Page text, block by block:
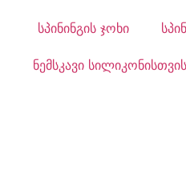
სპინინგის ჯოხი
ნემსკავი სილიკონისთვის